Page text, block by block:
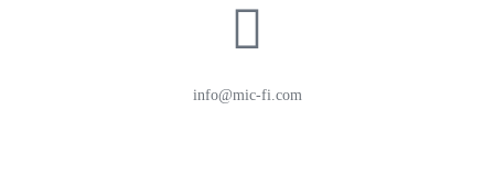
info@mic-fi.com